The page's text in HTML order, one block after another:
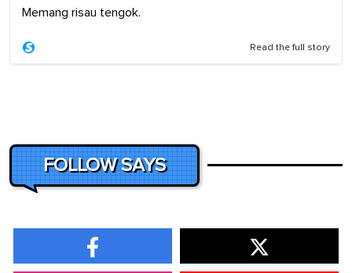
Memang risau tengok.
Read the full story
FOLLOW SAYS